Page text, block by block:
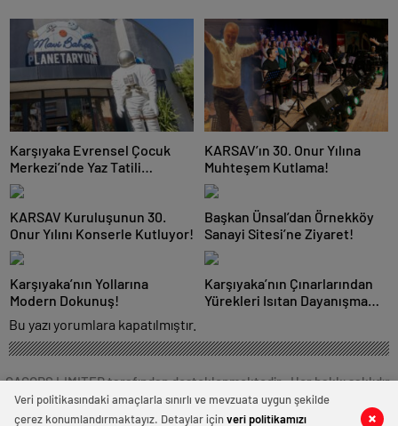
0 0
Karşıyaka Evrensel Çocuk
Merkezi’nde Yaz Tatili
Dopdolu Geçecek!
KARSAV’ın 30. Onur Yılına
Muhteşem Kutlama!
KARSAV Kuruluşunun 30.
Onur Yılını Konserle Kutluyor!
Başkan Ünsal’dan Örnekköy
Sanayi Sitesi’ne Ziyaret!
Karşıyaka’nın Yollarına
Modern Dokunuş!
Karşıyaka’nın Çınarlarından
Yürekleri Isıtan Dayanışma
Bu yazı yorumlara kapatılmıştır.
CAGORS LIMITED tarafından desteklenmektedir . Her hakkı saklıdır.
Veri politikasındaki amaçlarla sınırlı ve mevzuata uygun şekilde
çerez konumlandırmaktayız. Detaylar içinveri politikamızı